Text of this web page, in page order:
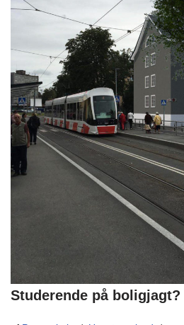
Studerende på boligjagt?